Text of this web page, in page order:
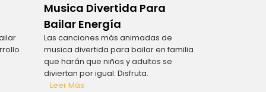
Musica Divertida Para
Bailar Energía
Las canciones más animadas de
musica divertida para bailar en familia
que harán que niños y adultos se
diviertan por igual. Disfruta.
Leer Más